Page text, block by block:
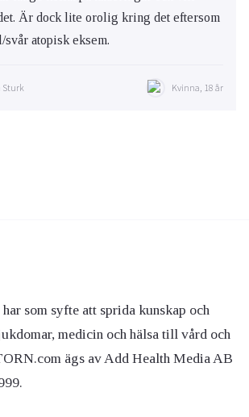
Är dock lite orolig kring det eftersom
svår atopisk eksem.
Sturk Kvinna, 18 år
som syfte att sprida kunskap och
medicin och hälsa till vård och
ägs av Add Health Media AB